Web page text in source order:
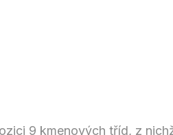
9 kmenových tříd, z